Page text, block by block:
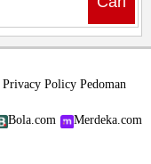
Privacy Policy Pedoman
Bola.com
Merdeka.com